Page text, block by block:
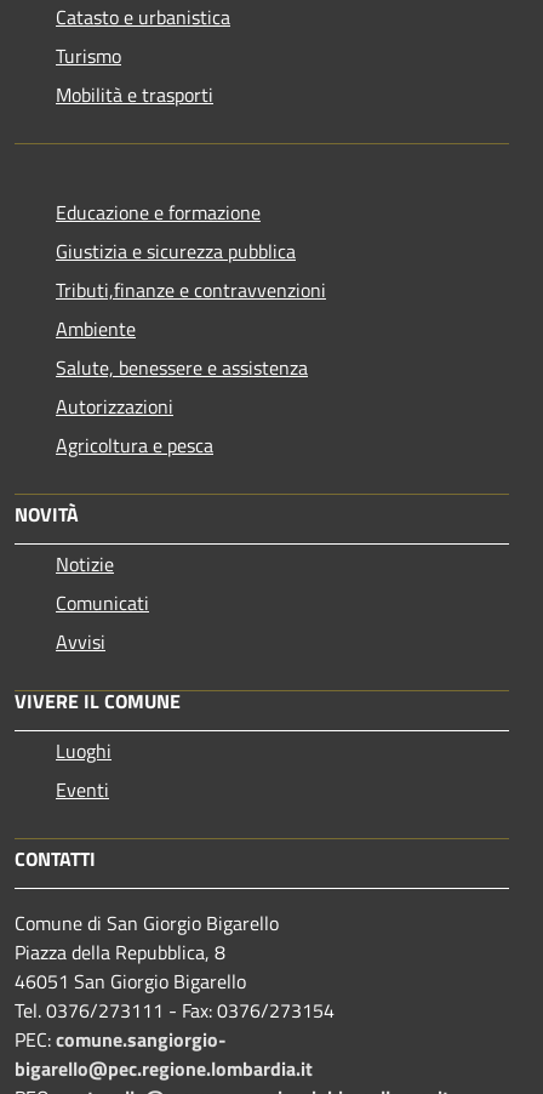
Catasto e urbanistica
Turismo
Mobilità e trasporti
Educazione e formazione
Giustizia e sicurezza pubblica
Tributi,finanze e contravvenzioni
Ambiente
Salute, benessere e assistenza
Autorizzazioni
Agricoltura e pesca
NOVITÀ
Notizie
Comunicati
Avvisi
VIVERE IL COMUNE
Luoghi
Eventi
CONTATTI
Comune di San Giorgio Bigarello
Piazza della Repubblica, 8
46051 San Giorgio Bigarello
Tel. 0376/273111 - Fax: 0376/273154
PEC:comune.sangiorgio-
bigarello@pec.regione.lombardia.it